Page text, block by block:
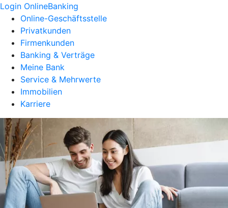
Login OnlineBanking
Online-Geschäftsstelle
Privatkunden
Firmenkunden
Banking & Verträge
Meine Bank
Service & Mehrwerte
Immobilien
Karriere